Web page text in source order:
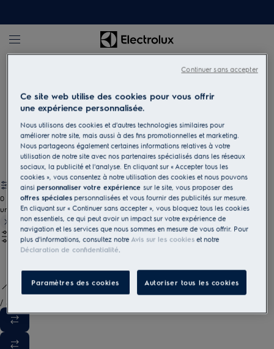
Fours micro-ondes
Créez des plats variés à l'aide d'un micro-ondes avec fonction
grill. Ou réchauffez simplement vos délicieux restes.
0
undefined
/ 3
Ce site web utilise des cookies pour vous offrir
une expérience personnalisée.
Nous utilisons des cookies et d'autres technologies similaires pour
améliorer notre site, mais aussi à des fins promotionnelles et marketing.
Nous partageons également certaines informations relatives à votre
utilisation de notre site avec nos partenaires spécialisés dans les réseaux
sociaux, la publicité et l'analyse. En cliquant sur « Accepter tous les
cookies », vous consentez à notre utilisation des cookies et nous pouvons
ainsipersonnaliser votre expériencesur le site, vous proposer des
offres spéciales personnalisées et vous fournir des publicités sur mesure.
En cliquant sur « Continuer sans accepter », vous bloquez tous les cookies
non essentiels, ce qui peut avoir un impact sur votre expérience de
navigation et les services que nous sommes en mesure de vous offrir. Pour
plus d'informations, consultez notre Avis sur les cookies et notre
Déclaration de confidentialité.
Paramètres des cookies Autoriser tous les cookies
Continuer sans accepter